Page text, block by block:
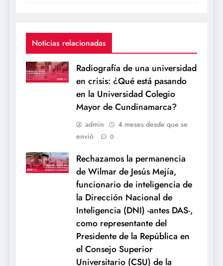
Noticias relacionadas
Radiografía de una universidad
en crisis: ¿Qué está pasando
en la Universidad Colegio
Mayor de Cundinamarca?
admin
4 meses desde que se
envió
0
Rechazamos la permanencia
de Wilmar de Jesús Mejía,
funcionario de inteligencia de
la Dirección Nacional de
Inteligencia (DNI) -antes DAS-,
como representante del
Presidente de la República en
el Consejo Superior
Universitario (CSU) de la